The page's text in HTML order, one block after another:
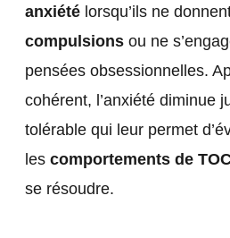
anxiétélorsqu’ils ne
compulsionsou ne
pensées obsessionnelles.
cohérent, l’anxiété diminue
tolérable qui leur permet
les comportements de
se résoudre.